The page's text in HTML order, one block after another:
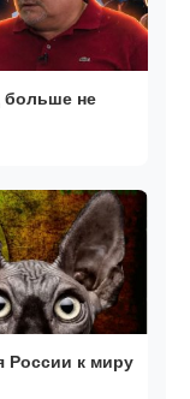
больше не
России к миру